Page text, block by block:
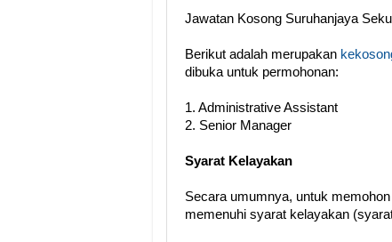
Jawatan Kosong Suruhanjaya
Berikut adalah merupakan
dibuka untuk permohonan:
1. Administrative Assistant
2. Senior Manager
Syarat Kelayakan
Secara umumnya, untuk
memenuhi syarat kelayakan